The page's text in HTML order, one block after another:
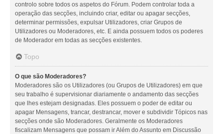
controlo sobre todos os aspetos do Fórum. Podem controlar toda a
operação das secções, incluindo criar, editar ou apagar secções,
determinar permissões, expulsar Utilizadores, criar Grupos de
Utilizadores ou Moderadores, etc. E ainda possuem todos os poderes
de Moderador em todas as secções existentes.
Topo
O que são Moderadores?
Moderadores são os Utilizadores (ou Grupos de Utilizadores) em que
seu trabalho é supervisionar diariamente o andamento das secções
que lhes estejam designadas. Eles possuem o poder de editar ou
apagar Mensagens, trancar, destrancar, mover e subdividir Tópicos nas
secções onde são Moderadores. Geralmente os Moderadores
fiscalizam Mensagens que possam ir Além do Assunto em Discussão